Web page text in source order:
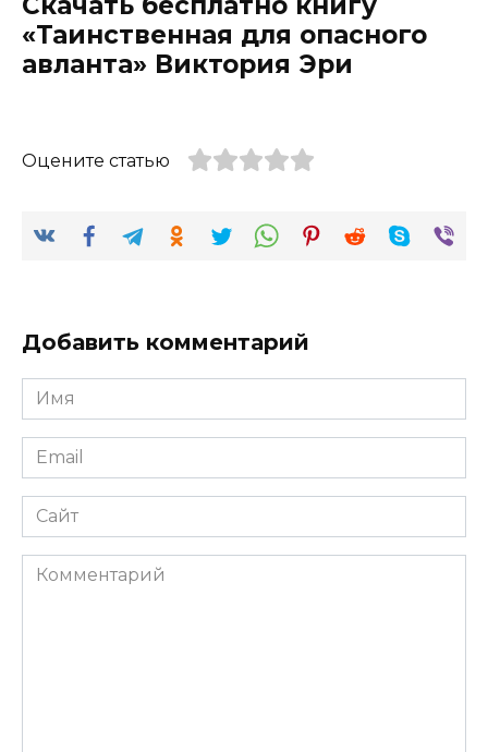
«Таинственная для опасного
авланта» Виктория Эри
Оцените статью
Добавить комментарий
Имя
*
Email
*
Сайт
Комментарий